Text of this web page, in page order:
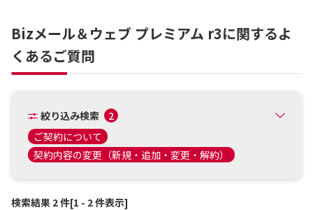
Bizメール＆ウェブ プレミアム r3に関するよ
くあるご質問
絞り込み検索
2
ご契約について
契約内容の変更（新規・追加・変更・解約）
検索結果 2 件[1 - 2 件表示]